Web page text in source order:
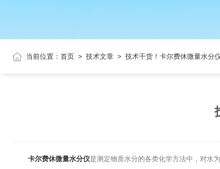
当前位置： 首页 > 技术文章 > 技术干货！卡尔费休微量水分
卡尔费休微量水分仪是测定物质水分的各类化学方法中，对水